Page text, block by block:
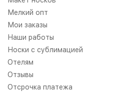
Мелкий опт
Мои заказы
Наши работы
Носки с сублимацией
Отелям
Отзывы
Отсрочка платежа